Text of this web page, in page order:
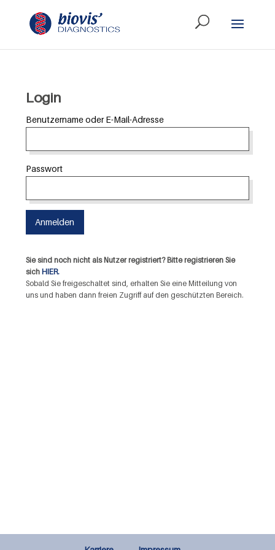
Login
Benutzername oder E-Mail-Adresse
Passwort
Sie sind noch nicht als Nutzer registriert? Bitte registrieren Sie
sich HIER.
Sobald Sie freigeschaltet sind, erhalten Sie eine Mitteilung von
uns und haben dann freien Zugriff auf den geschützten Bereich.